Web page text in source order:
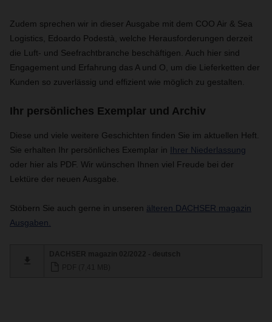
Zudem sprechen wir in dieser Ausgabe mit dem COO Air & Sea
Logistics, Edoardo Podestà, welche Herausforderungen derzeit
die Luft- und Seefrachtbranche beschäftigen. Auch hier sind
Engagement und Erfahrung das A und O, um die Lieferketten der
Kunden so zuverlässig und effizient wie möglich zu gestalten.
Ihr persönliches Exemplar und Archiv
Diese und viele weitere Geschichten finden Sie im aktuellen Heft.
Sie erhalten Ihr persönliches Exemplar in Ihrer Niederlassung
oder hier als PDF. Wir wünschen Ihnen viel Freude bei der
Lektüre der neuen Ausgabe.
Stöbern Sie auch gerne in unseren älteren DACHSER magazin
Ausgaben.